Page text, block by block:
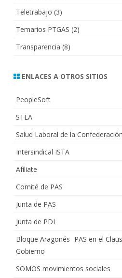
Teletrabajo (3)
Temarios PTGAS (2)
Transparencia (8)
ENLACES A OTROS SITIOS
PeopleSoft
STEA
Salud Laboral de la Confederación
Intersindical ISTA
Afíliate
Comité de PAS
Junta de PAS
Junta de PDI
Bloque Aragonés- PAS en el
Gobierno
SOMOS movimientos sociales